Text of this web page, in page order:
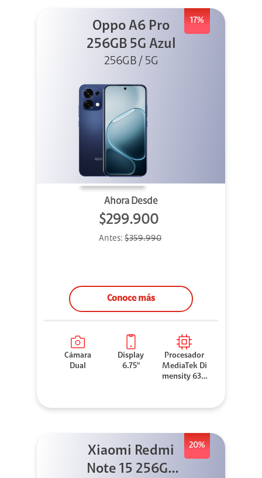
17%
Oppo A6 Pro
256GB 5G Azul
256GB / 5G
Ahora Desde
$299.900
Antes: $359.990
Conoce más
Cámara
Dual
Display
6.75"
Procesador
MediaTek Di
mensity 630
20%
Xiaomi Redmi
Note 15 256GB